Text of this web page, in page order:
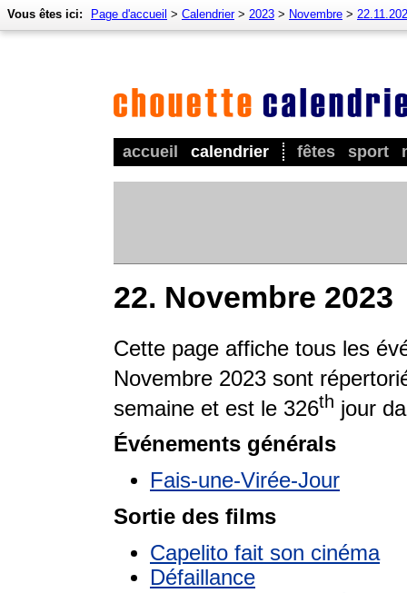
accueil calendrier fêtes sport
Vous êtes ici: Page d'accueil > Calendrier> 2023 > Novembre >
22. Novembre 2023
Cette page affiche tous les
Novembre 2023 sont
semaine et est le 326th jour
Événements générals
Fais-une-Virée-Jour
Sortie des films
Capelito fait son cinéma
Défaillance